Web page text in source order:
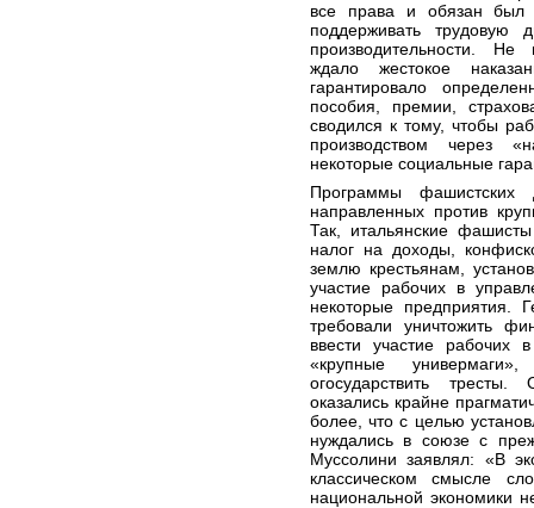
все права и обязан был
поддерживать трудовую
производительности.
ждало жестокое
гарантировало
пособия, премии,
сводился к тому, чтобы
производством через
некоторые социальные
Программы фашистских
направленных против
Так, итальянские
налог на доходы,
землю крестьянам,
участие рабочих в
некоторые предприятия.
требовали уничтожить
ввести участие рабочих
«крупные
огосударствить
оказались крайне
более, что с целью
нуждались в союзе с
Муссолини заявлял: «В
классическом смысле
национальной экономики